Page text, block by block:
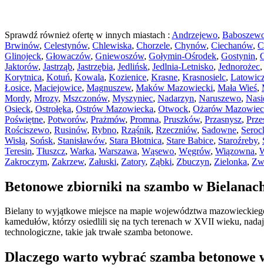
Sprawdź również ofertę w innych miastach : Andrzejewo,
Brwinów, Celestynów, Chlewiska, Chorzele, Chynów, Ciechanów,
Glinojeck, Głowaczów, Gniewoszów, Gołymin-Ośrodek, Gostynin,
Jaktorów, Jastrząb, Jastrzębia, Jedlińsk, Jedlnia-Letnisko, Jednorożec,
Korytnica, Kotuń, Kowala, Kozienice, Krasne, Krasnosielc,
Łosice, Maciejowice, Magnuszew, Maków Mazowiecki, Mała Wieś,
Mordy, Mrozy, Mszczonów, Myszyniec, Nadarzyn, Naruszewo,
Osieck, Ostrołęka, Ostrów Mazowiecka, Otwock, Ożarów
Poświętne, Potworów, Prażmów, Promna, Pruszków, Przasnysz,
Rościszewo, Rusinów, Rybno, Rząśnik, Rzeczniów, Sadowne,
Wisłą, Sońsk, Stanisławów, Stara Błotnica, Stare Babice, Staroźreby,
Teresin, Tłuszcz, Warka, Warszawa, Wąsewo, Węgrów, Wiązowna,
Zakroczym, Zakrzew, Załuski, Zatory, Ząbki, Zbuczyn, Zielonka,
Betonowe zbiorniki na szambo w
Bielany to wyjątkowe miejsce na mapie województwa
kamedułów, którzy osiedlili się na tych terenach w XVII wieku,
technologiczne, takie jak trwałe szamba betonowe.
Dlaczego warto wybrać szamba betonowe